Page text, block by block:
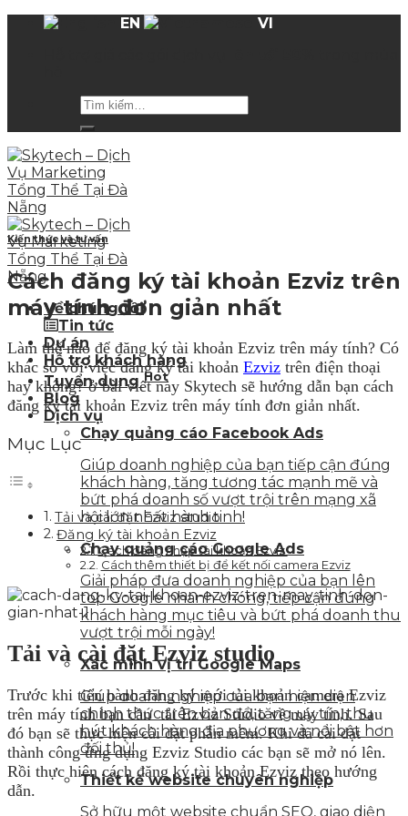
EN
VI
Về chúng tôi
Tin tức
Dự án
Hỗ trợ khách hàng
Tuyển dụngHot
Blog
Dịch vụ
Chạy quảng cáo Facebook Ads
Giúp doanh nghiệp của bạn tiếp cận đúng
khách hàng, tăng tương tác mạnh mẽ và
bứt phá doanh số vượt trội trên mạng xã
hội lớn nhất hành tinh!
Chạy quảng cáo Google Ads
Giải pháp đưa doanh nghiệp của bạn lên
top Google nhanh chóng, tiếp cận đúng
khách hàng mục tiêu và bứt phá doanh thu
vượt trội mỗi ngày!
Xác minh vị trí Google Maps
Giúp doanh nghiệp của bạn hiện diện
chính thức trên bản đồ, tăng uy tín, thu
hút khách hàng địa phương và nổi bật hơn
đối thủ!
Thiết kế website chuyên nghiệp
Sở hữu một website chuẩn SEO, giao diện
Kiến thức và tư vấn
Cách đăng ký tài khoản Ezviz trên
máy tính đơn giản nhất
Làm thế nào để đăng ký tài khoản Ezviz trên máy tính? Có
khác so với việc đăng ký tài khoản Ezviz trên điện thoại
hay không? ở bài viết này Skytech sẽ hướng dẫn bạn cách
đăng ký tài khoản Ezviz trên máy tính đơn giản nhất.
Mục Lục
Tải và cài đặt Ezviz studio
Đăng ký tài khoản Ezviz
Cách đăng nhập tài khoản Ezviz
Cách thêm thiết bị để kết nối camera Ezviz
Tải và cài đặt Ezviz studio
Trước khi tiến hành đăng ký mới tài khoản camera Ezviz
trên máy tính bạn cần tải Ezviz Studio về máy tính. Sau
đó bạn sẽ thực hiện cài đặt phần mềm. Khi đã cài đặt
thành công ứng dụng Ezviz Studio các bạn sẽ mở nó lên.
Rồi thực hiện cách đăng ký tài khoản Ezviz theo hướng
dẫn.